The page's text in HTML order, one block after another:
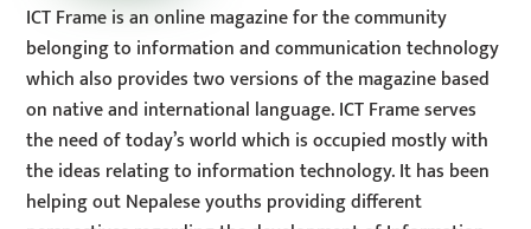
ICT Frame is an online magazine for the community
belonging to information and communication technology
which also provides two versions of the magazine based
on native and international language. ICT Frame serves
the need of today’s world which is occupied mostly with
the ideas relating to information technology. It has been
helping out Nepalese youths providing different